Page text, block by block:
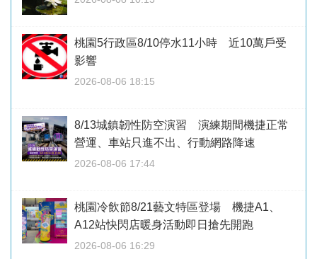
桃園5行政區8/10停水11小時 近10萬戶受
影響
2026-08-06 18:15
8/13城鎮韌性防空演習 演練期間機捷正常
營運、車站只進不出、行動網路降速
2026-08-06 17:44
桃園冷飲節8/21藝文特區登場 機捷A1、
A12站快閃店暖身活動即日搶先開跑
2026-08-06 16:29